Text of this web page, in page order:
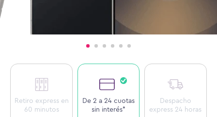
Retiro express en
60 minutos
De 2 a 24 cuotas
sin interés*
Despacho
express 24 horas